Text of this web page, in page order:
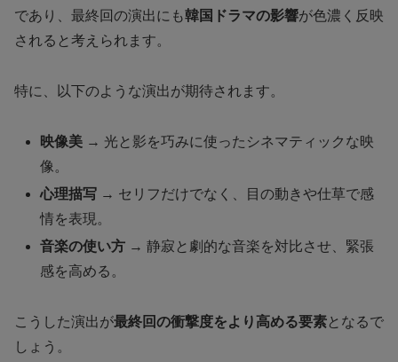
であり、最終回の演出にも韓国ドラマの影響が色濃く反映
されると考えられます。
特に、以下のような演出が期待されます。
映像美 → 光と影を巧みに使ったシネマティックな映
像。
心理描写 → セリフだけでなく、目の動きや仕草で感
情を表現。
音楽の使い方 → 静寂と劇的な音楽を対比させ、緊張
感を高める。
こうした演出が最終回の衝撃度をより高める要素となるで
しょう。